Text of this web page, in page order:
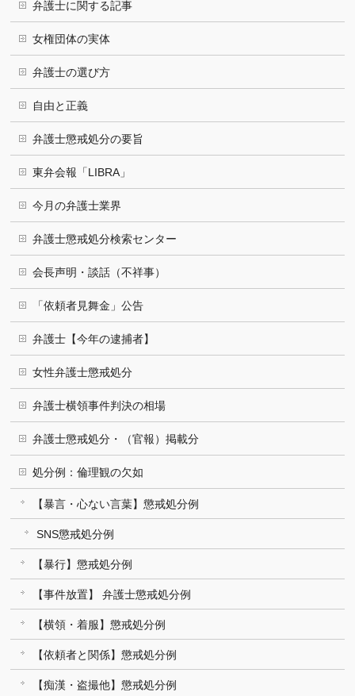
弁護士に関する記事
女権団体の実体
弁護士の選び方
自由と正義
弁護士懲戒処分の要旨
東弁会報「LIBRA」
今月の弁護士業界
弁護士懲戒処分検索センター
会長声明・談話（不祥事）
「依頼者見舞金」公告
弁護士【今年の逮捕者】
女性弁護士懲戒処分
弁護士横領事件判決の相場
弁護士懲戒処分・（官報）掲載分
処分例：倫理観の欠如
【暴言・心ない言葉】懲戒処分例
SNS懲戒処分例
【暴行】懲戒処分例
【事件放置】 弁護士懲戒処分例
【横領・着服】懲戒処分例
【依頼者と関係】懲戒処分例
【痴漢・盗撮他】懲戒処分例